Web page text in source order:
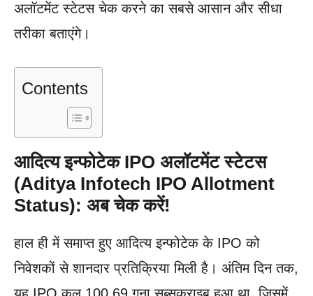
अलॉटमेंट स्टेटस चेक करने का सबसे आसान और सीधा
तरीका बताएंगे।
Contents
आदित्य इन्फोटेक IPO अलॉटमेंट स्टेटस
(Aditya Infotech IPO Allotment
Status): अब चेक करें!
हाल ही में समाप्त हुए आदित्य इन्फोटेक के IPO को
निवेशकों से शानदार प्रतिक्रिया मिली है। अंतिम दिन तक,